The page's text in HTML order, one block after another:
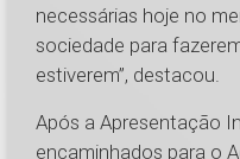
necessárias hoje no
sociedade para
estiverem”, destacou.
Após a Apresentação
encaminhados para o